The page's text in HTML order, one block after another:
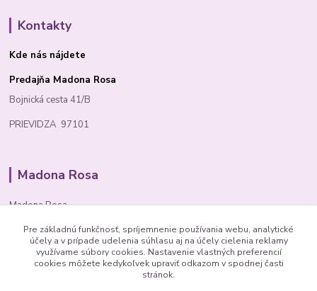
Kontakty
Kde nás nájdete
Predajňa Madona Rosa
Bojnická cesta 41/B
PRIEVIDZA 97101
Madona Rosa
Madona Rosa
Richard
+421 905 276 211
Pre základnú funkčnosť, spríjemnenie používania webu, analytické
účely a v prípade udelenia súhlasu aj na účely cielenia reklamy
využívame súbory cookies. Nastavenie vlastných preferencií
cookies môžete kedykoľvek upraviť odkazom v spodnej časti
stránok.